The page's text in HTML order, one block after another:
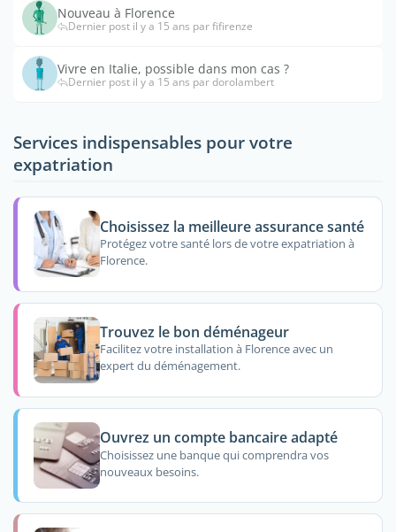
Nouveau à Florence
Dernier post il y a 15 ans par fifirenze
Vivre en Italie, possible dans mon cas ?
Dernier post il y a 15 ans par dorolambert
Services indispensables pour votre
expatriation
Choisissez la meilleure assurance santé
Protégez votre santé lors de votre expatriation à
Florence.
Trouvez le bon déménageur
Facilitez votre installation à Florence avec un
expert du déménagement.
Ouvrez un compte bancaire adapté
Choisissez une banque qui comprendra vos
nouveaux besoins.